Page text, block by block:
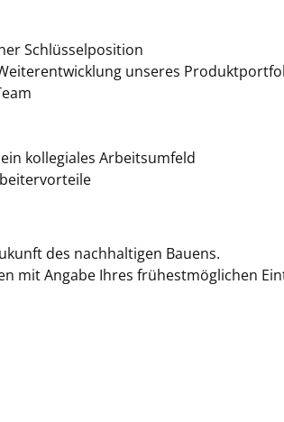
Schlüsselposition
unseres
kollegiales Arbeitsumfeld
des nachhaltigen Bauens.
mit Angabe Ihres frühestmöglichen